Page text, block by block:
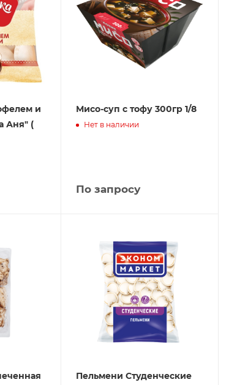
и
Аня" (
Мисо-суп с тофу 300гр 1/8
Нет в наличии
По запросу
Пельмени Студенческие